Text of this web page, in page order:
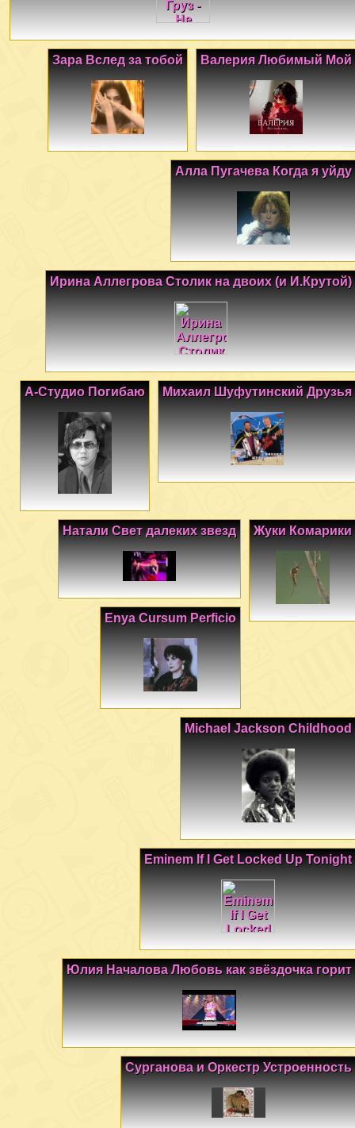
Валерия Любимый Мой
Зара Вслед за тобой
Алла Пугачева Когда я уйду
Ирина Аллегрова Столик на двоих (и И.Крутой)
Михаил Шуфутинский Друзья
А-Студио Погибаю
Жуки Комарики
Натали Свет далеких звезд
Enya Cursum Perficio
Michael Jackson Childhood
Eminem If I Get Locked Up Tonight
Юлия Началова Любовь как звёздочка горит
Сурганова и Оркестр Устроенность